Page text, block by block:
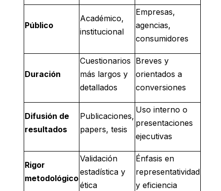
Público
Académico,
institucional
Empresas,
agencias,
consumidores
Duración
Cuestionarios
más largos y
detallados
Breves y
orientados a
conversiones
Difusión de
resultados
Publicaciones,
papers, tesis
Uso interno o
presentaciones
ejecutivas
Rigor
metodológico
Validación
estadística y
ética
Énfasis en
representatividad
y eficiencia